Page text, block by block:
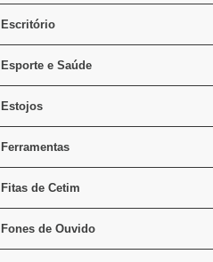
Escritório
Esporte e Saúde
Estojos
Ferramentas
Fitas de Cetim
Fones de Ouvido